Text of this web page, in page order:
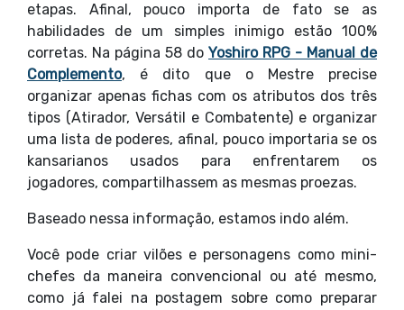
etapas. Afinal, pouco importa de fato se as
habilidades de um simples inimigo estão 100%
corretas. Na página 58 do Yoshiro RPG - Manual de
Complemento, é dito que o Mestre precise
organizar apenas fichas com os atributos dos três
tipos (Atirador, Versátil e Combatente) e organizar
uma lista de poderes, afinal, pouco importaria se os
kansarianos usados para enfrentarem os
jogadores, compartilhassem as mesmas proezas.
Baseado nessa informação, estamos indo além.
Você pode criar vilões e personagens como mini-
chefes da maneira convencional ou até mesmo,
como já falei na postagem sobre como preparar